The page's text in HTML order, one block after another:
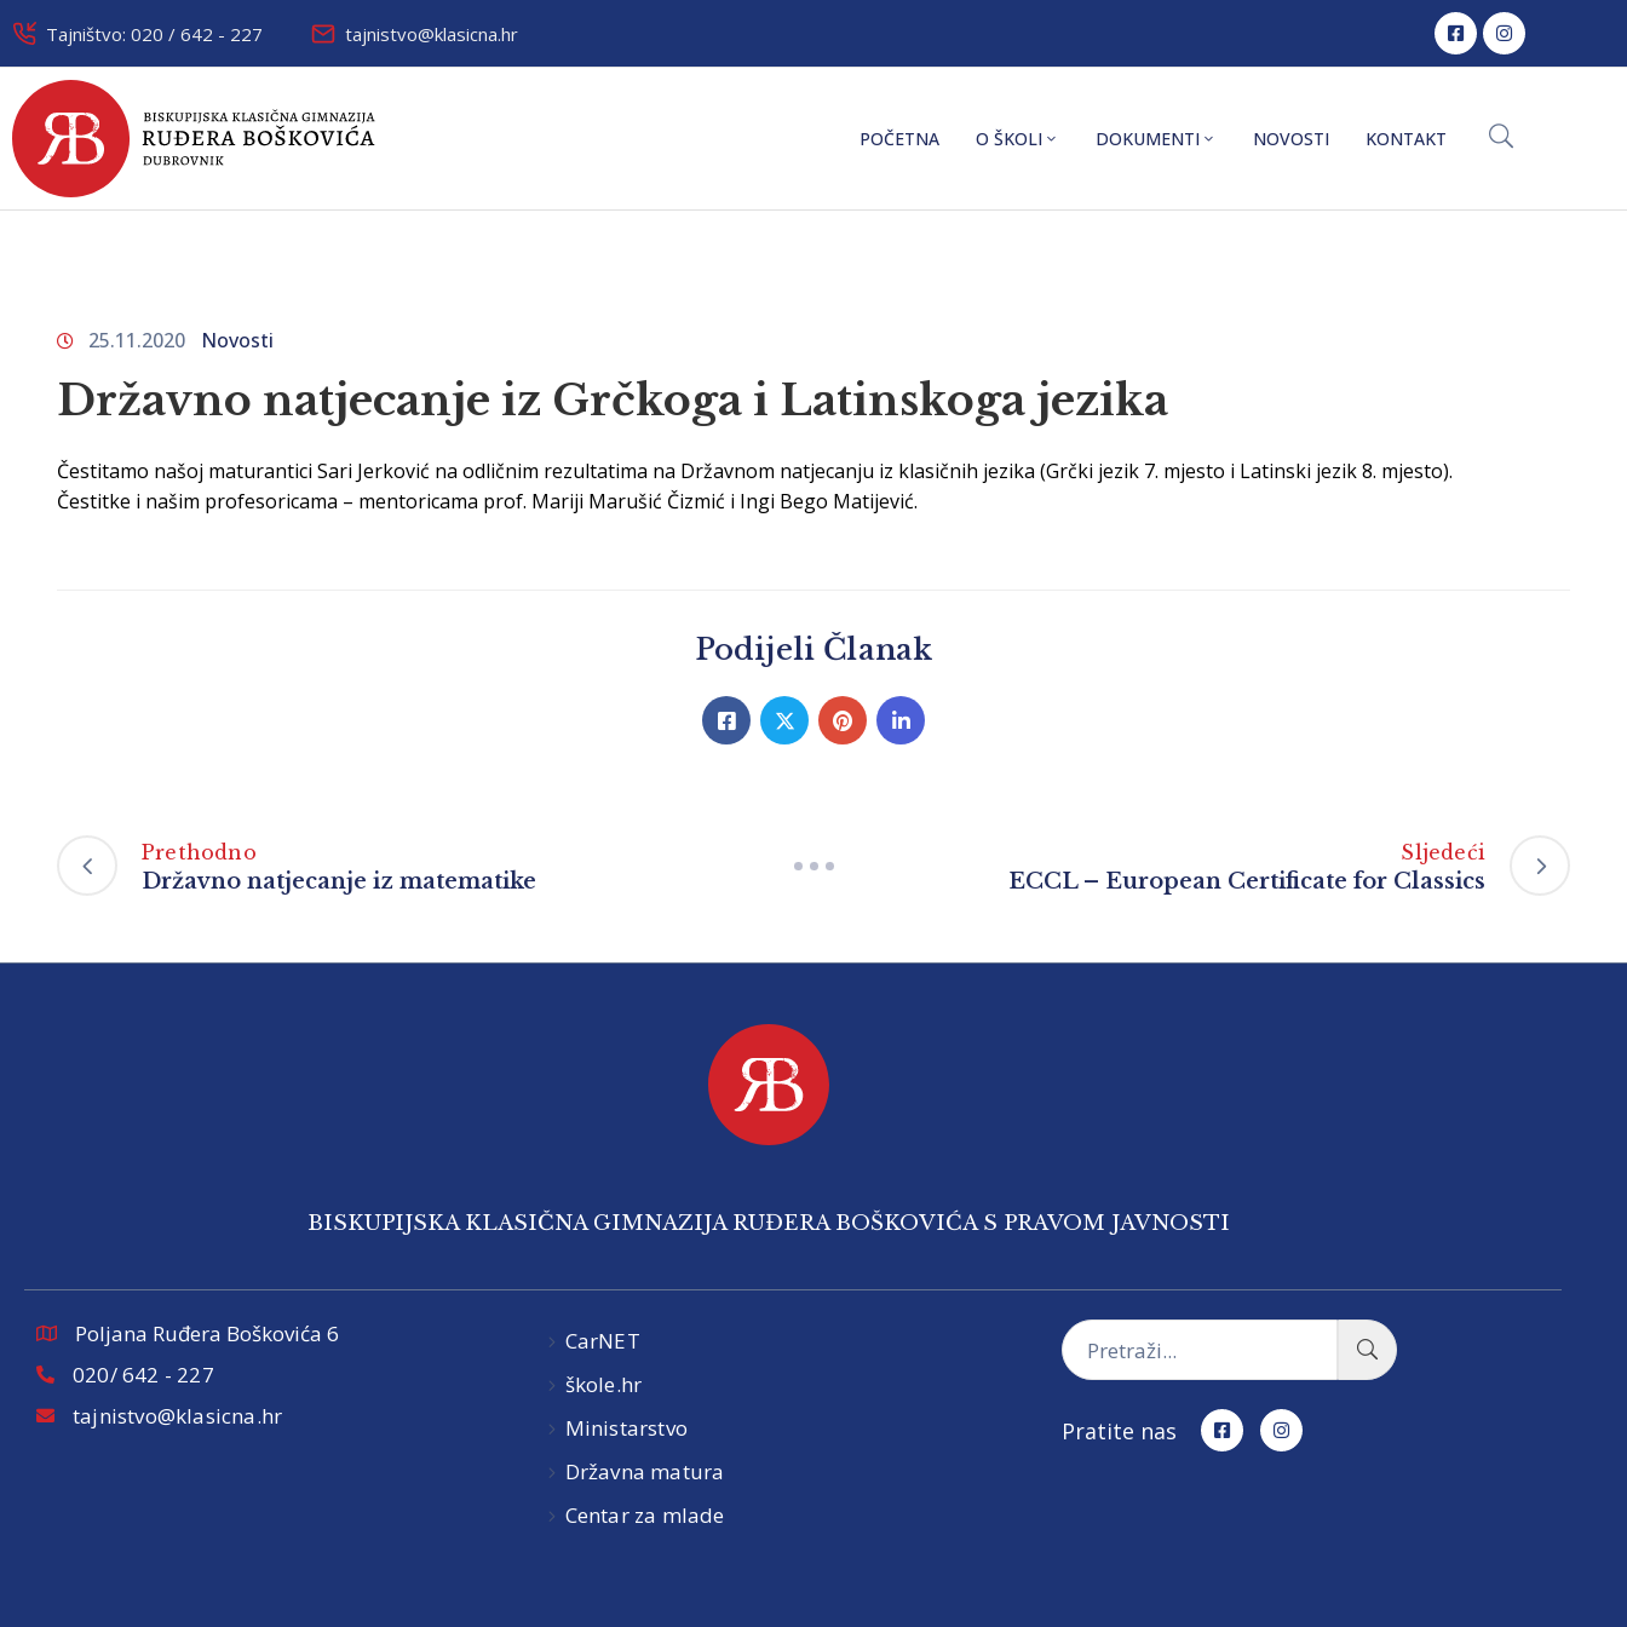
Tajništvo: 020 / 642 - 227 tajnistvo@klasicna.hr
POČETNA O ŠKOLI DOKUMENTI NOVOSTI KONTAKT
25.11.2020 Novosti
Državno natjecanje iz Grčkoga i Latinskoga jezika
Čestitamo našoj maturantici Sari Jerković na odličnim rezultatima na Državnom natjecanju iz klasičnih jezika (Grčki jezik 7. mjesto i Latinski jezik 8. mjesto).
Čestitke i našim profesoricama – mentoricama prof. Mariji Marušić Čizmić i Ingi Bego Matijević.
Podijeli Članak
Prethodno
Državno natjecanje iz matematike
Sljedeći
ECCL – European Certificate for Classics
BISKUPIJSKA KLASIČNA GIMNAZIJA RUĐERA BOŠKOVIĆA S PRAVOM JAVNOSTI
Poljana Ruđera Boškovića 6
020/ 642 - 227
tajnistvo@klasicna.hr
CarNET
škole.hr
Ministarstvo
Državna matura
Centar za mlade
Pratite nas